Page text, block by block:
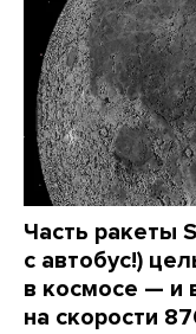
Часть ракеты
с автобус!)
в космосе — и
на скорости